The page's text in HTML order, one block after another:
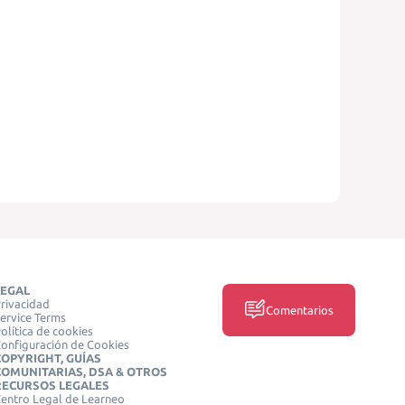
Terms
de cookies
de Cookies
GUÍAS
DSA & OTROS
LEGALES
Legal de Learneo
Comentarios